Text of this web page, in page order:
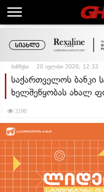
ბიზნესი 20 ივლისი 2020, 12:33
საქართველოს ბანკი
ხელშეწყობას ახალ
2190